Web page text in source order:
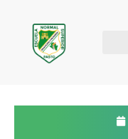
contenido